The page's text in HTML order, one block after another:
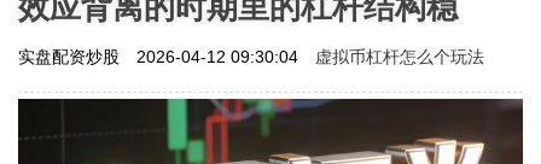
实盘配资炒股 2026-04-12 09:30:04 虚拟币杠杆怎么个玩法